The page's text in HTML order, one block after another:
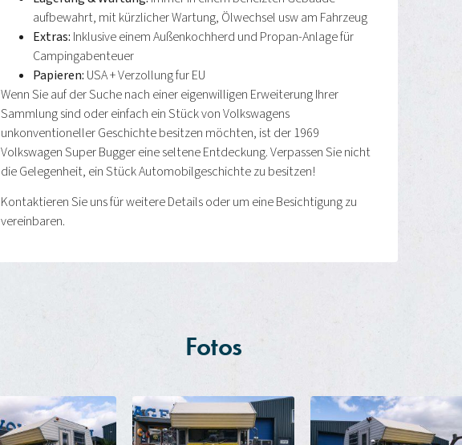
aufbewahrt, mit kürzlicher Wartung, Ölwechsel usw am Fahrzeug
Extras: Inklusive einem Außenkochherd und Propan-Anlage für
Campingabenteuer
Papieren: USA + Verzollung fur EU
Wenn Sie auf der Suche nach einer eigenwilligen Erweiterung Ihrer
Sammlung sind oder einfach ein Stück von Volkswagens
unkonventioneller Geschichte besitzen möchten, ist der 1969
Volkswagen Super Bugger eine seltene Entdeckung. Verpassen Sie nicht
die Gelegenheit, ein Stück Automobilgeschichte zu besitzen!
Kontaktieren Sie uns für weitere Details oder um eine Besichtigung zu
vereinbaren.
Fotos